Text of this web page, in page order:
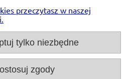
i dostawa
O nas
Dobra Armatura, ul. Krakowska
przeczytasz w naszej
tylko niezbędne
zgody